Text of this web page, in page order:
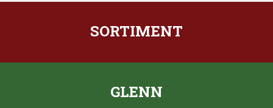
SORTIMENT
GLENN